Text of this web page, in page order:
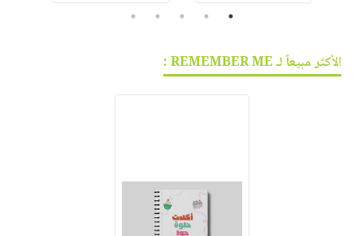
1
2
3
4
5
الأكثر مبيعاً لـ REMEMBER ME :